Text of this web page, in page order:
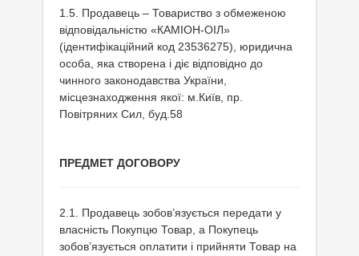
1.5. Продавець – Товариство з обмеженою
відповідальністю «КАМІОН-ОІЛ»
(ідентифікаційний код 23536275), юридична
особа, яка створена і діє відповідно до
чинного законодавства України,
місцезнаходження якої: м.Київ, пр.
Повітряних Сил, буд.58
ПРЕДМЕТ ДОГОВОРУ
2.1. Продавець зобов’язується передати у
власність Покупцю Товар, а Покупець
зобов’язується оплатити і прийняти Товар на